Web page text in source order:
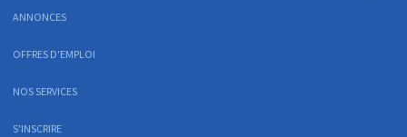
ANNONCES
OFFRES D'EMPLOI
NOS SERVICES
S'INSCRIRE